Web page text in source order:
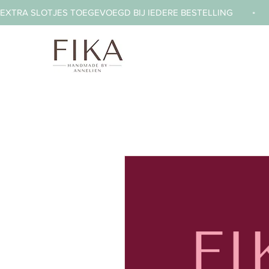
EXTRA SLOTJES TOEGEVOEGD BIJ IEDERE BESTELLING